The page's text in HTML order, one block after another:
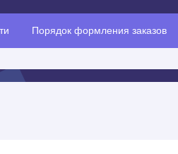
Порядок формления заказов